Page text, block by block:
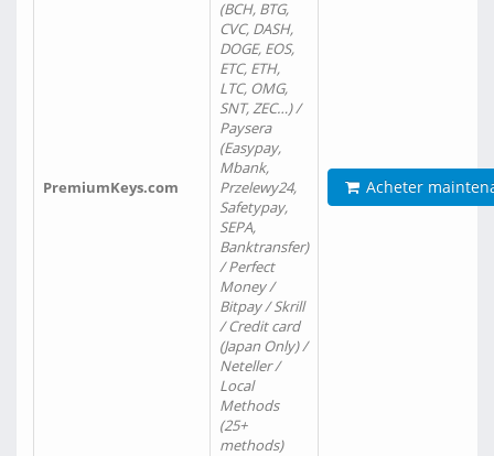
PremiumKeys.com
(BCH, BTG,
CVC, DASH,
DOGE, EOS,
ETC, ETH,
LTC, OMG,
SNT, ZEC…) /
Paysera
(Easypay,
Mbank,
Przelewy24,
Safetypay,
SEPA,
Banktransfer)
/ Perfect
Money /
Bitpay / Skrill
/ Credit card
(Japan Only) /
Neteller /
Local
Methods
(25+
methods)
Acheter